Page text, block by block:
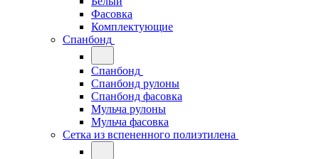
Фасовка
Комплектующие
Спанбонд
Спанбонд
Спанбонд рулоны
Спанбонд фасовка
Мульча рулоны
Мульча фасовка
Сетка из вспененного полиэтилена